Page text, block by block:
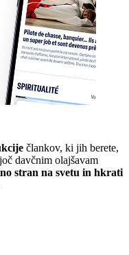
člankov, ki jih berete,
davčnim olajšavam
stran na svetu in hkrati